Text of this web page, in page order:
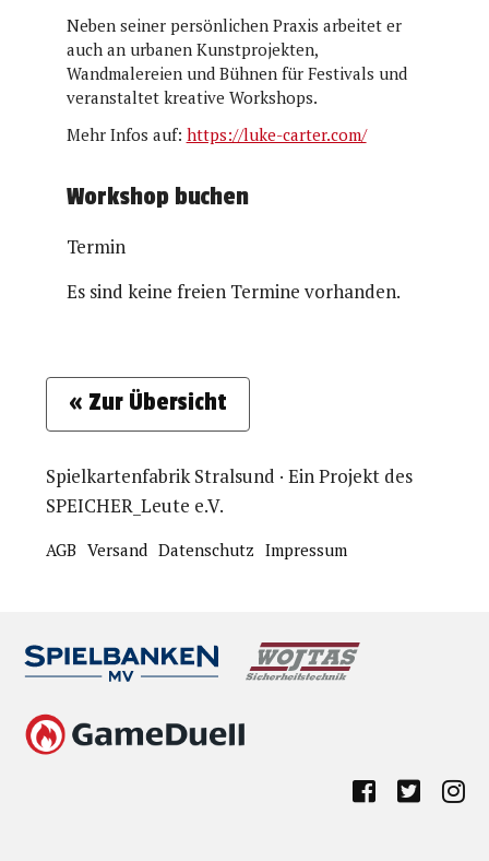
Neben seiner persönlichen Praxis arbeitet er
auch an urbanen Kunstprojekten,
Wandmalereien und Bühnen für Festivals und
veranstaltet kreative Workshops.
Mehr Infos auf: https://luke-carter.com/
Workshop buchen
Termin
Es sind keine freien Termine vorhanden.
« Zur Übersicht
Spielkartenfabrik Stralsund · Ein Projekt des
SPEICHER_Leute e.V.
AGB Versand Datenschutz Impressum